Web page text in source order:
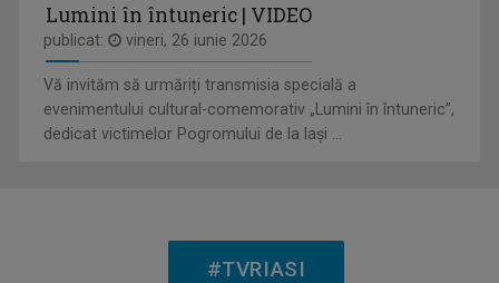
ROMÂNIA DIVERSĂ
Emisiune despre comunităţile etnice din ...
Lumini în întuneric | VIDEO
publicat: vineri, 26 iunie 2026
Vă invităm să urmăriți transmisia specială a
evenimentului cultural-comemorativ „Lumini în întuneric”,
dedicat victimelor Pogromului de la Iași ...
#TVRIASI